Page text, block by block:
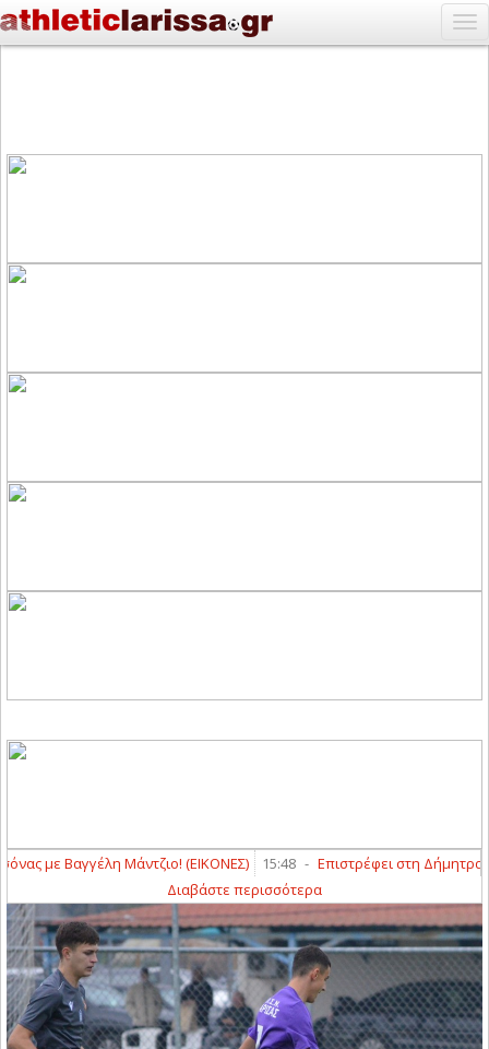
Μάντζιο! (ΕΙΚΟΝΕΣ) 15:48 - Επιστρέφει στη Δήμητρα Γιαννούλης ο
Διαβάστε περισσότερα